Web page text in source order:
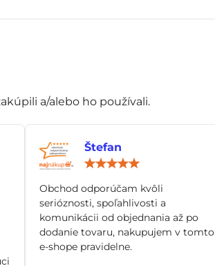
a/alebo ho používali.
Štefan
Obchod odporúčam kvôli
serióznosti, spoľahlivosti a
komunikácii od objednania až po
dodanie tovaru, nakupujem v tomto
e-shope pravidelne.